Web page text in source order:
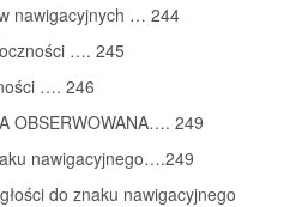
nawigacyjnych … 244
…. 245
…. 246
OBSERWOWANA…. 249
nawigacyjnego….249
do znaku nawigacyjnego